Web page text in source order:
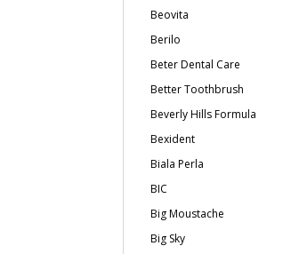
Beovita
Berilo
Beter Dental Care
Better Toothbrush
Beverly Hills Formula
Bexident
Biala Perla
BIC
Big Moustache
Big Sky